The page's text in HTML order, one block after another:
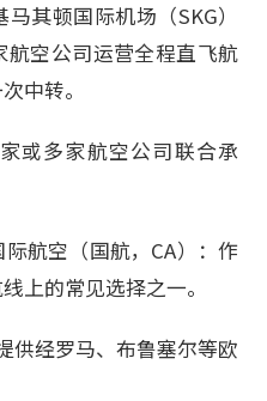
其顿国际机场（SKG）
空公司运营全程直飞航
中转。
或多家航空公司联合承
航空（国航，CA）：作
上的常见选择之一。
供经罗马、布鲁塞尔等欧